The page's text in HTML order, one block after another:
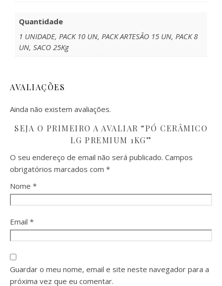
Quantidade
1 UNIDADE, PACK 10 UN, PACK ARTESÃO 15 UN, PACK 8
UN, SACO 25Kg
AVALIAÇÕES
Ainda não existem avaliações.
SEJA O PRIMEIRO A AVALIAR “PÓ CERÂMICO
LG PREMIUM 1KG”
O seu endereço de email não será publicado. Campos
obrigatórios marcados com *
Nome *
Email *
Guardar o meu nome, email e site neste navegador para a
próxima vez que eu comentar.